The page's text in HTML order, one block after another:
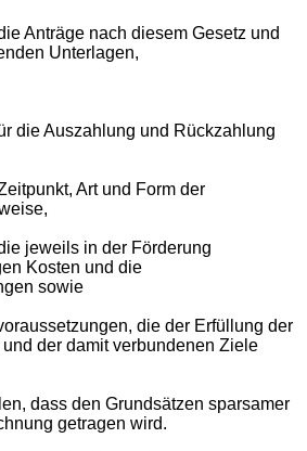
Anträge nach diesem Gesetz und
Unterlagen,
die Auszahlung und Rückzahlung
Art und Form der
jeweils in der Förderung
Kosten und die
sowie
die der Erfüllung der
und der damit verbundenen Ziele
dass den Grundsätzen sparsamer
getragen wird.